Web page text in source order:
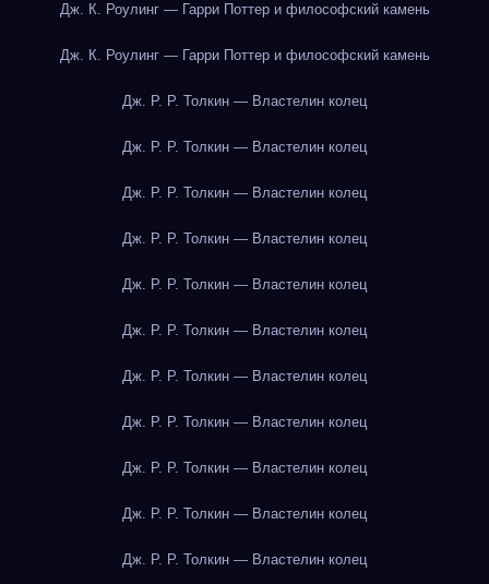
Дж. К. Роулинг — Гарри Поттер и философский камень
Дж. К. Роулинг — Гарри Поттер и философский камень
Дж. Р. Р. Толкин — Властелин колец
Дж. Р. Р. Толкин — Властелин колец
Дж. Р. Р. Толкин — Властелин колец
Дж. Р. Р. Толкин — Властелин колец
Дж. Р. Р. Толкин — Властелин колец
Дж. Р. Р. Толкин — Властелин колец
Дж. Р. Р. Толкин — Властелин колец
Дж. Р. Р. Толкин — Властелин колец
Дж. Р. Р. Толкин — Властелин колец
Дж. Р. Р. Толкин — Властелин колец
Дж. Р. Р. Толкин — Властелин колец